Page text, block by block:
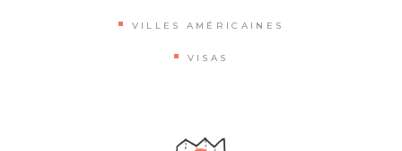
VILLES AMÉRICAINES
VISAS